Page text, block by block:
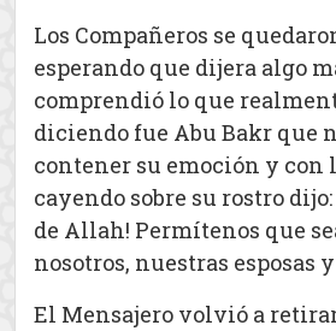
Los Compañeros se
esperando que dijera algo
comprendió lo que
diciendo fue Abu Bakr que
contener su emoción y con
cayendo sobre su rostro dijo:
de Allah! Permítenos que
nosotros, nuestras esposas
El Mensajero volvió a